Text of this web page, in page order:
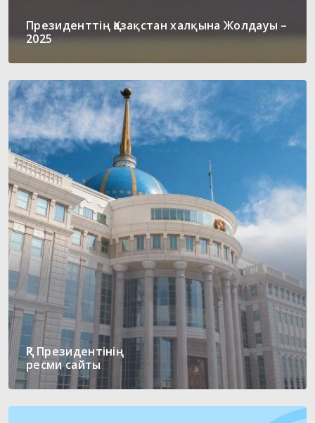
Президенттің Қазақстан халқына Жолдауы –
2025
ҚР Президентінің
ресми сайты